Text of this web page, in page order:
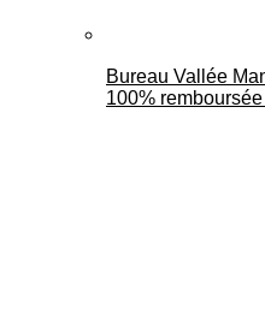
Bureau Vallée
100%